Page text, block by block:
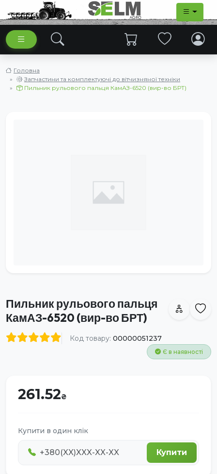
Головна
Запчастини та комплектуючі до вітчизняної техніки
Пильник рульового пальця КамАЗ-6520 (вир-во БРТ)
Пильник рульового пальця
КамАЗ-6520 (вир-во БРТ)
Код товару: 00000051237
Є в наявності
261.52
Купити в один клік
Купити